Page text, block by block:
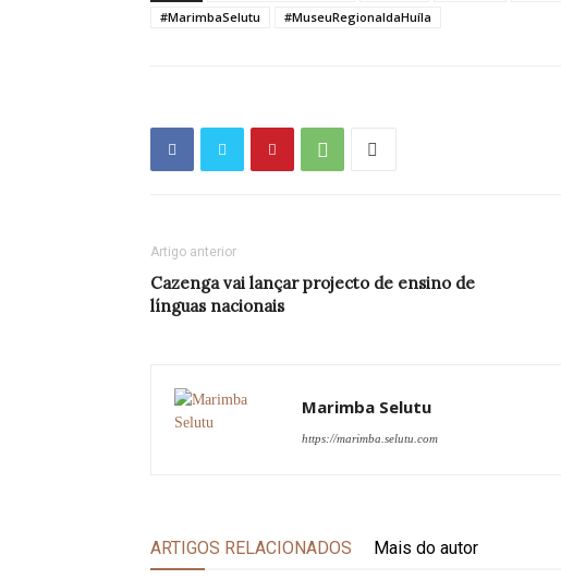
#MarimbaSelutu
#MuseuRegionaldaHuíla
Artigo anterior
Cazenga vai lançar projecto de ensino de
línguas nacionais
Marimba Selutu
https://marimba.selutu.com
ARTIGOS RELACIONADOS Mais do autor